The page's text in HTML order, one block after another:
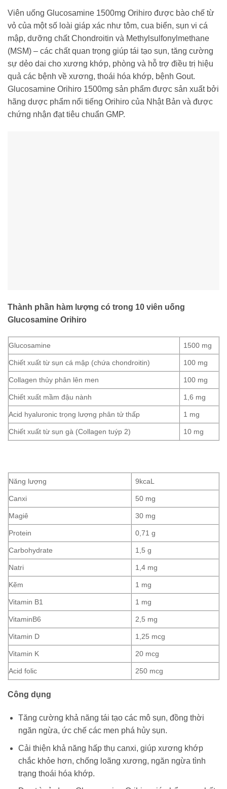
Viên uống Glucosamine 1500mg Orihiro được bào chế từ
vỏ của một số loài giáp xác như tôm, cua biển, sụn vi cá
mập, dưỡng chất Chondroitin và Methylsulfonylmethane
(MSM) – các chất quan trọng giúp tái tạo sụn, tăng cường
sự dẻo dai cho xương khớp, phòng và hỗ trợ điều trị hiệu
quả các bệnh về xương, thoái hóa khớp, bệnh Gout.
Glucosamine Orihiro 1500mg sản phẩm được sản xuất bởi
hãng dược phẩm nổi tiếng Orihiro của Nhật Bản và được
chứng nhận đạt tiêu chuẩn GMP.
Thành phần hàm lượng có trong 10 viên uống
Glucosamine Orihiro
Glucosamine 1500 mg
Chiết xuất từ sụn cá mập (chứa chondroitin) 100 mg
Collagen thủy phân lên men 100 mg
Chiết xuất mầm đậu nành 1,6 mg
Acid hyaluronic trọng lượng phân tử thấp 1 mg
Chiết xuất từ sụn gà (Collagen tuýp 2) 10 mg
Năng lượng 9kcaL
Canxi 50 mg
Magiê 30 mg
Protein 0,71 g
Carbohydrate 1,5 g
Natri 1,4 mg
Kẽm 1 mg
Vitamin B1 1 mg
VitaminB6 2,5 mg
Vitamin D 1,25 mcg
Vitamin K 20 mcg
Acid folic 250 mcg
Công dụng
Tăng cường khả năng tái tạo các mô sụn, đồng thời
ngăn ngừa, ức chế các men phá hủy sụn.
Cải thiện khả năng hấp thụ canxi, giúp xương khớp
chắc khỏe hơn, chống loãng xương, ngăn ngừa tình
trạng thoái hóa khớp.